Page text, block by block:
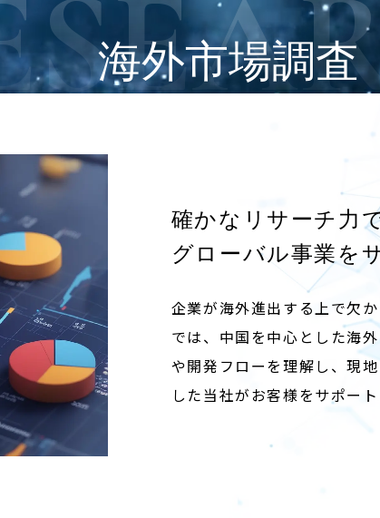
海外市場調査
確かなリサーチ力
グローバル事業を
企業が海外進出する上で欠
では、中国を中心とした海
や開発フローを理解し、現
した当社がお客様をサポート